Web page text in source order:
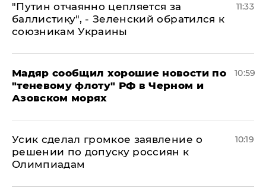
"Путин отчаянно цепляется за
баллистику", - Зеленский обратился к
союзникам Украины
11:33
Мадяр сообщил хорошие новости по
"теневому флоту" РФ в Черном и
Азовском морях
10:59
Усик сделал громкое заявление о
решении по допуску россиян к
Олимпиадам
10:19